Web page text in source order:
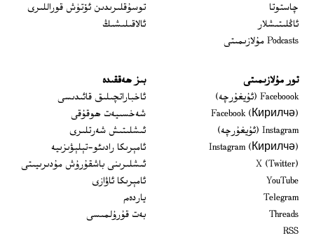
چاستوتا
ئاڭلىتىشلار
Podcasts مۇلازىمىتى
توسۇقلىرىدىن ئۆتۈش قوراللىرى
ئالاقىلىشىڭ
تور مۇلازىمىتى
Faceboook (ئۇيغۇرچە)
Opens in new window
Facebook (Кирилчә)
Opens in new window
Instagram (ئۇيغۇرچە)
Opens in new window
Instagram (Кирилчә)
Opens in new window
X (Twitter)
YouTube
Telegram
Threads
RSS
بىز ھەققىدە
ئاخباراتچىلىق قائىدىسى
شەخسىيەت ھوقۇقى
ئىشلىتىش شەرتلىرى
ئامېرىكا رادىئو-تېلېۋىزىيە
ئىشلىرىنى باشقۇرۇش مۇدىرىيىتى
ئامېرىكا ئاۋازى
ياردەم
بەت قۇرۇلمىسى